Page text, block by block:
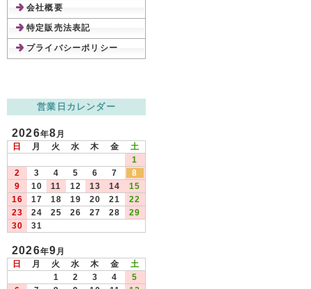
会社概要
特定販売法表記
プライバシーポリシー
営業日カレンダー
2026年8月
日
月 火 水 木 金
土
1
2
3 4 5 6 7
8
9
10 11 12 13 14
15
16
17 18 19 20 21
22
23
24 25 26 27 28
29
30
31
2026年9月
日
月 火 水 木 金
土
1
2 3 4
5